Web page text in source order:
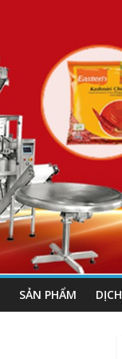
SẢN PHẨM